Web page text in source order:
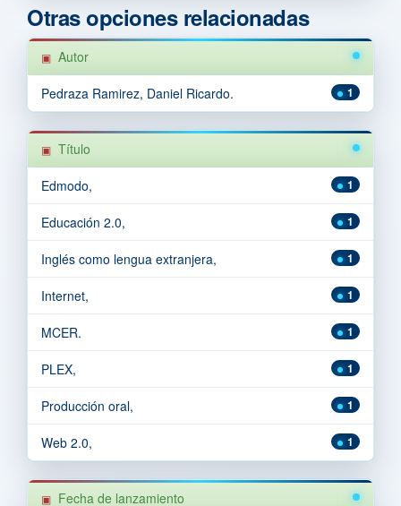
Otras opciones relacionadas
Autor
1
Pedraza Ramirez, Daniel Ricardo.
Título
1
Edmodo,
1
Educación 2.0,
1
Inglés como lengua extranjera,
1
Internet,
1
MCER.
1
PLEX,
1
Producción oral,
1
Web 2.0,
Fecha de lanzamiento